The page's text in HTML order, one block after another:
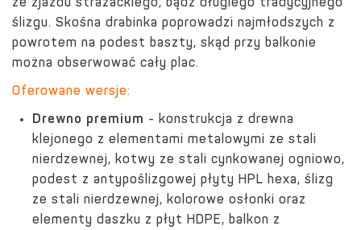
ze zjazdu strażackiego, bądź długiego tradycyjnego
ślizgu. Skośna drabinka poprowadzi najmłodszych z
powrotem na podest baszty, skąd przy balkonie
można obserwować cały plac.
Oferowane wersje:
Drewno premium - konstrukcja z drewna
klejonego z elementami metalowymi ze stali
nierdzewnej, kotwy ze stali cynkowanej ogniowo,
podest z antypoślizgowej płyty HPL hexa, ślizg
ze stali nierdzewnej, kolorowe osłonki oraz
elementy daszku z płyt HDPE, balkon z